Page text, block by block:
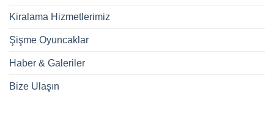
Kiralama Hizmetlerimiz
Şişme Oyuncaklar
Haber & Galeriler
Bize Ulaşın